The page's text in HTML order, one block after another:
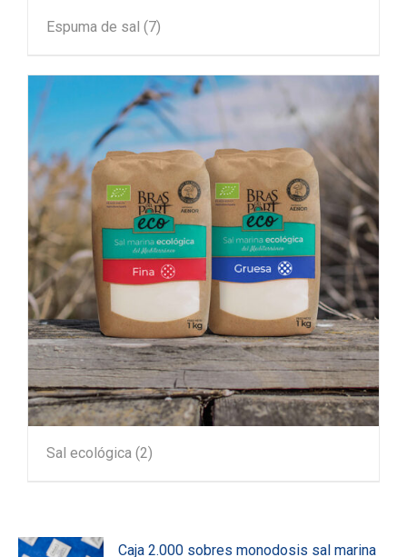
Espuma de sal (7)
Sal ecológica (2)
Caja 2.000 sobres monodosis sal marina